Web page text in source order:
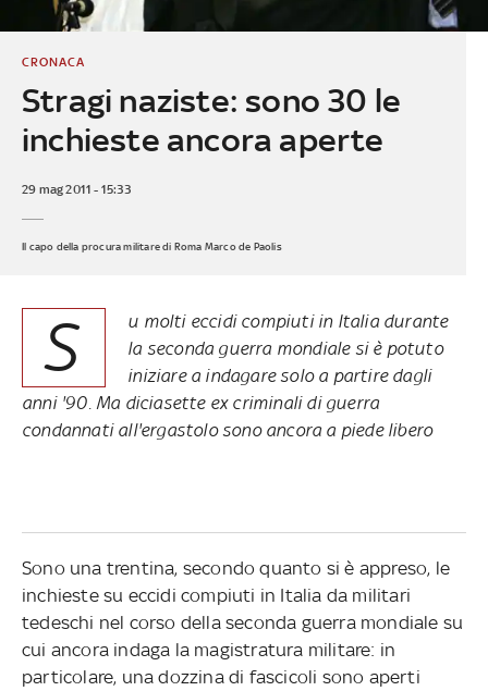
Stragi naziste: sono 30 le
inchieste ancora aperte
CRONACA
29 mag 2011 - 15:33
Il capo della procura militare di Roma Marco de Paolis
S
u molti eccidi compiuti in Italia durante
la seconda guerra mondiale si è potuto
iniziare a indagare solo a partire dagli
anni '90. Ma diciasette ex criminali di guerra
condannati all'ergastolo sono ancora a piede libero
Sono una trentina, secondo quanto si è appreso, le
inchieste su eccidi compiuti in Italia da militari
tedeschi nel corso della seconda guerra mondiale su
cui ancora indaga la magistratura militare: in
particolare, una dozzina di fascicoli sono aperti